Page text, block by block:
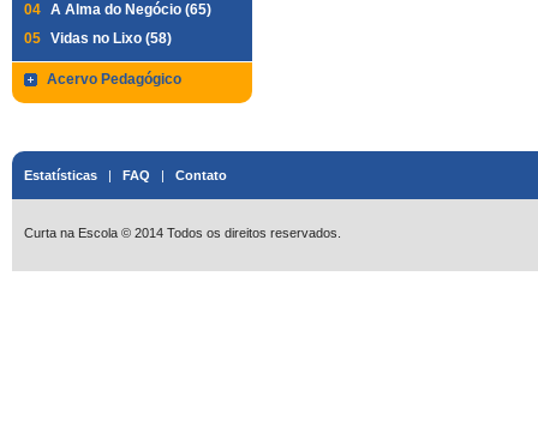
04 A Alma do Negócio (65)
05 Vidas no Lixo (58)
Acervo Pedagógico
Estatísticas | FAQ | Contato
Curta na Escola © 2014 Todos os direitos reservados.